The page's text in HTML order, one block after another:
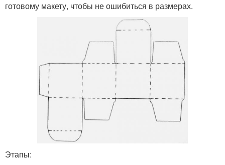
готовому макету, чтобы не ошибиться в размерах.
Этапы: